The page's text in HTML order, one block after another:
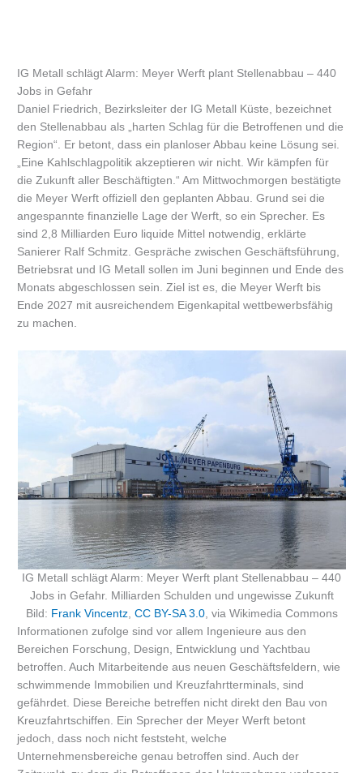
IG Metall schlägt Alarm: Meyer Werft plant Stellenabbau – 440
Jobs in Gefahr
Daniel Friedrich, Bezirksleiter der IG Metall Küste, bezeichnet
den Stellenabbau als „harten Schlag für die Betroffenen und die
Region“. Er betont, dass ein planloser Abbau keine Lösung sei.
„Eine Kahlschlagpolitik akzeptieren wir nicht. Wir kämpfen für
die Zukunft aller Beschäftigten.“ Am Mittwochmorgen bestätigte
die Meyer Werft offiziell den geplanten Abbau. Grund sei die
angespannte finanzielle Lage der Werft, so ein Sprecher. Es
sind 2,8 Milliarden Euro liquide Mittel notwendig, erklärte
Sanierer Ralf Schmitz. Gespräche zwischen Geschäftsführung,
Betriebsrat und IG Metall sollen im Juni beginnen und Ende des
Monats abgeschlossen sein. Ziel ist es, die Meyer Werft bis
Ende 2027 mit ausreichendem Eigenkapital wettbewerbsfähig
zu machen.
IG Metall schlägt Alarm: Meyer Werft plant Stellenabbau – 440
Jobs in Gefahr. Milliarden Schulden und ungewisse Zukunft
Bild: Frank Vincentz, CC BY-SA 3.0, via Wikimedia Commons
Informationen zufolge sind vor allem Ingenieure aus den
Bereichen Forschung, Design, Entwicklung und Yachtbau
betroffen. Auch Mitarbeitende aus neuen Geschäftsfeldern, wie
schwimmende Immobilien und Kreuzfahrtterminals, sind
gefährdet. Diese Bereiche betreffen nicht direkt den Bau von
Kreuzfahrtschiffen. Ein Sprecher der Meyer Werft betont
jedoch, dass noch nicht feststeht, welche
Unternehmensbereiche genau betroffen sind. Auch der